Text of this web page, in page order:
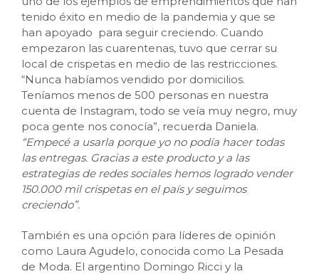
tenido éxito en medio de la pandemia y que se
han apoyado para seguir creciendo. Cuando
empezaron las cuarentenas, tuvo que cerrar su
local de crispetas en medio de las restricciones.
“Nunca habíamos vendido por domicilios.
Teníamos menos de 500 personas en nuestra
cuenta de Instagram, todo se veía muy negro, muy
poca gente nos conocía”, recuerda Daniela.
“Empecé a usarla porque yo no podía hacer todas
las entregas. Gracias a este producto y a las
estrategias de redes sociales hemos logrado vender
150.000 mil crispetas en el país y seguimos
creciendo”.
También es una opción para líderes de opinión
como Laura Agudelo, conocida como La Pesada
de Moda. El argentino Domingo Ricci y la